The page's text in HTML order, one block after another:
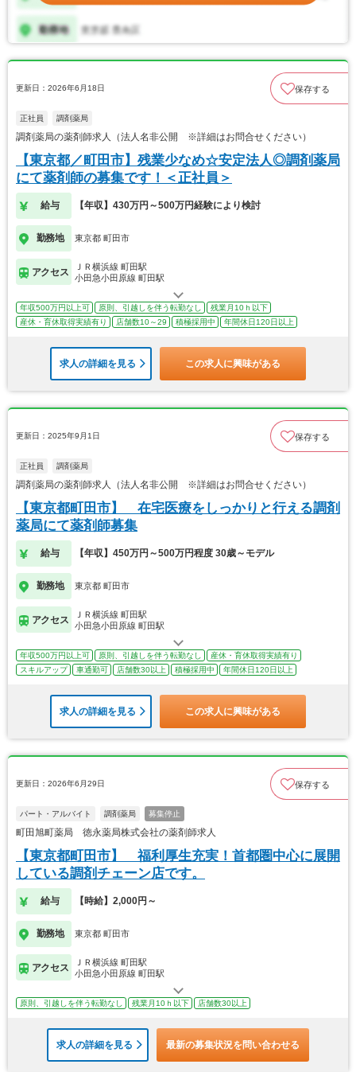
更新日：2026年6月18日 保存する
正社員 調剤薬局
調剤薬局の薬剤師求人（法人名非公開 ※詳細はお問合せください）
【東京都／町田市】残業少なめ☆安定法人◎調剤薬局
にて薬剤師の募集です！＜正社員＞
給与 【年収】430万円～500万円経験により検討
勤務地 東京都 町田市
アクセス
ＪＲ横浜線 町田駅
小田急小田原線 町田駅
年収500万円以上可 原則、引越しを伴う転勤なし
残業月10ｈ以下
産休・育休取得実績有り
店舗数10～29 積極採用中 年間休日120日以上
求人の詳細を見る この求人に興味がある
更新日：2025年9月1日 保存する
正社員 調剤薬局
調剤薬局の薬剤師求人（法人名非公開 ※詳細はお問合せください）
【東京都町田市】 在宅医療をしっかりと行える調剤
薬局にて薬剤師募集
給与 【年収】450万円～500万円程度 30歳～モデル
勤務地 東京都 町田市
アクセス
ＪＲ横浜線 町田駅
小田急小田原線 町田駅
年収500万円以上可 原則、引越しを伴う転勤なし
産休・育休取得実績有り
スキルアップ
車通勤可 店舗数30以上 積極採用中 年間休日120日以上
求人の詳細を見る この求人に興味がある
更新日：2026年6月29日 保存する
パート・アルバイト 調剤薬局 募集停止
町田旭町薬局 徳永薬局株式会社の薬剤師求人
【東京都町田市】 福利厚生充実！首都圏中心に展開
している調剤チェーン店です。
給与 【時給】2,000円～
勤務地 東京都 町田市
アクセス
ＪＲ横浜線 町田駅
小田急小田原線 町田駅
原則、引越しを伴う転勤なし 残業月10ｈ以下 店舗数30以上
求人の詳細を見る 最新の募集状況を問い合わせる